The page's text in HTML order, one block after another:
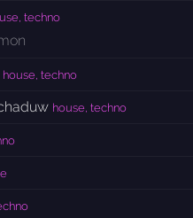
techno
house, techno
house, techno